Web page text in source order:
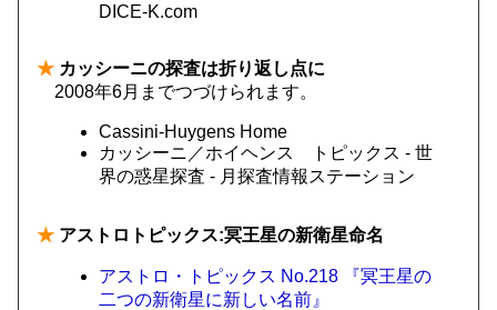
DICE-K.com
★ カッシーニの探査は折り返し点に
2008年6月までつづけられます。
Cassini-Huygens Home
カッシーニ／ホイヘンス トピックス - 世
界の惑星探査 - 月探査情報ステーション
★ アストロトピックス:冥王星の新衛星命名
アストロ・トピックス No.218 『冥王星の
二つの新衛星に新しい名前』